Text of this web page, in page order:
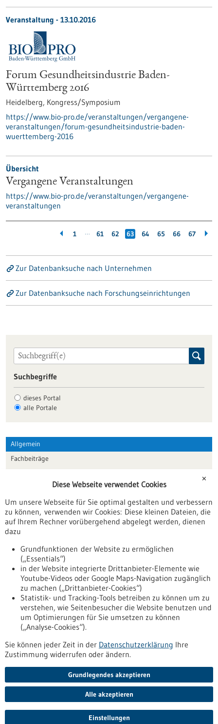
Veranstaltung - 13.10.2016
Forum Gesundheitsindustrie Baden-
Württemberg 2016
Heidelberg, Kongress/Symposium
https://www.bio-pro.de/veranstaltungen/vergangene-
veranstaltungen/forum-gesundheitsindustrie-baden-
wuerttemberg-2016
Übersicht
Vergangene Veranstaltungen
https://www.bio-pro.de/veranstaltungen/vergangene-
veranstaltungen
1 … 61 62 63 64 65 66 67
Zur Datenbanksuche nach Unternehmen
Zur Datenbanksuche nach Forschungseinrichtungen
Suchbegriffe
dieses Portal
alle Portale
Allgemein
Fachbeiträge
Veranstaltungen
Erscheinungsdatum
Nach oben
Informiert bleiben
Newsletter abonnieren
✕
Diese Webseite verwendet Cookies
Um unsere Webseite für Sie optimal gestalten und verbessern
zu können, verwenden wir Cookies: Diese kleinen Dateien, die
auf Ihrem Rechner vorübergehend abgelegt werden, dienen
dazu
Grundfunktionen der Website zu ermöglichen
(„Essentials“)
in der Website integrierte Drittanbieter-Elemente wie
Youtube-Videos oder Google Maps-Navigation zugänglich
zu machen („Drittanbieter-Cookies“)
Statistik- und Tracking-Tools betreiben zu können um zu
verstehen, wie Seitenbesucher die Website benutzen und
um Optimierungen für Sie umsetzen zu können
(„Analyse-Cookies“).
Sie können jeder Zeit in der Datenschutzerklärung Ihre
Zustimmung widerrufen oder ändern.
Grundlegendes akzeptieren
Alle akzeptieren
Einstellungen